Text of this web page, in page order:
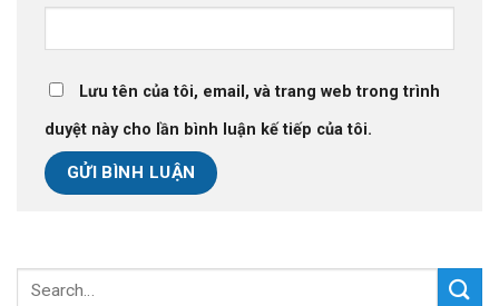
Lưu tên của tôi, email, và trang web trong trình
duyệt này cho lần bình luận kế tiếp của tôi.